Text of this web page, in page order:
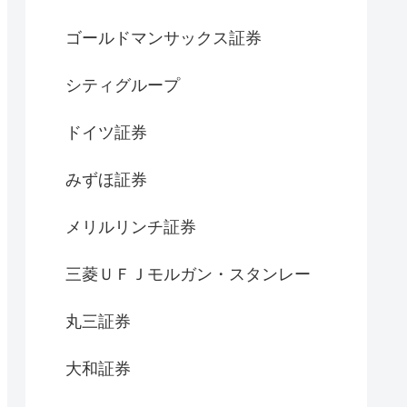
ゴールドマンサックス証券
シティグループ
ドイツ証券
みずほ証券
メリルリンチ証券
三菱ＵＦＪモルガン・スタンレー
丸三証券
大和証券